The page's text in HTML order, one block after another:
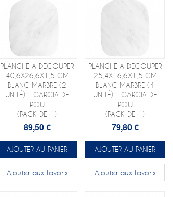
PLANCHE À DÉCOUPER
40,6X26,6X1,5 CM
BLANC MARBRE (2
UNITÉ) - GARCIA DE
POU
(PACK DE 1)
89,50 €
AJOUTER AU PANIER
Ajouter aux favoris
PLANCHE À DÉCOUPER
25,4X16,6X1,5 CM
BLANC MARBRE (4
UNITÉ) - GARCIA DE
POU
(PACK DE 1)
79,80 €
AJOUTER AU PANIER
Ajouter aux favoris